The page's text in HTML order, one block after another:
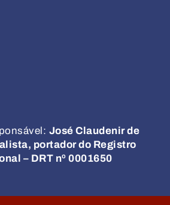
José Claudenir de
portador do Registro
– DRT nº 0001650